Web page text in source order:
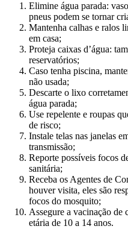
Elimine água parada:
pneus podem se tornar
Mantenha calhas e ralos
em casa;
Proteja caixas d’água:
reservatórios;
Caso tenha piscina,
não usada;
Descarte o lixo
água parada;
Use repelente e roupas
de risco;
Instale telas nas janelas
transmissão;
Reporte possíveis focos
sanitária;
Receba os Agentes de
houver visita, eles são
focos do mosquito;
Assegure a vacinação de
etária de 10 a 14 anos.